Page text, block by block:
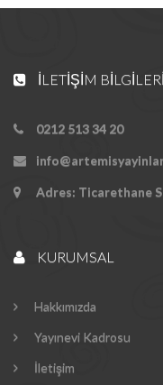
İLETIŞIM BILGILERI
0212 513 34 20
Adres: Ticarethane
KURUMSAL
Hakkımızda
Yayınevi Kadrosu
İletişim